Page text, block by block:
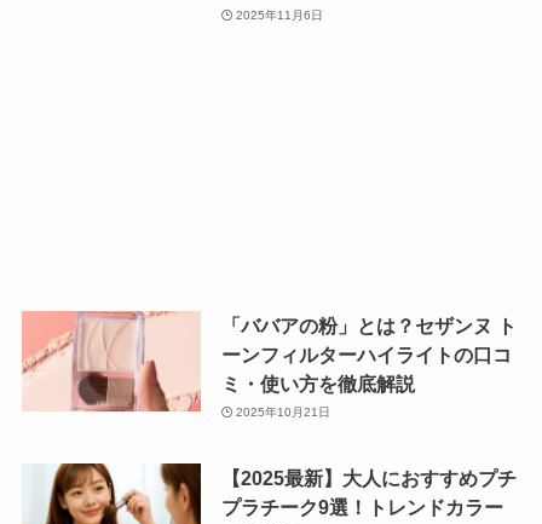
2025年11月6日
「ババアの粉」とは？セザンヌ ト
ーンフィルターハイライトの口コ
ミ・使い方を徹底解説
2025年10月21日
【2025最新】大人におすすめプチ
プラチーク9選！トレンドカラー